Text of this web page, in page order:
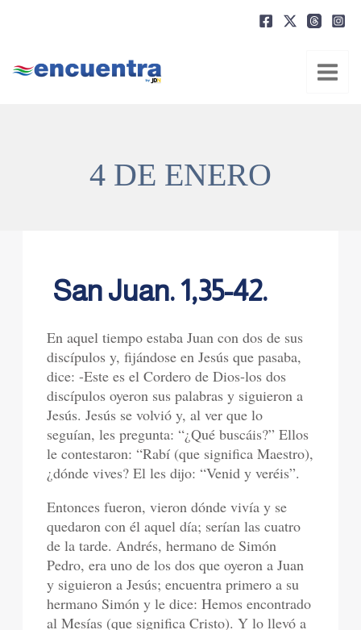
4 DE ENERO
San Juan. 1,35-42.
En aquel tiempo estaba Juan con dos de sus
discípulos y, fijándose en Jesús que pasaba,
dice: -Este es el Cordero de Dios-los dos
discípulos oyeron sus palabras y siguieron a
Jesús. Jesús se volvió y, al ver que lo
seguían, les pregunta: “¿Qué buscáis?” Ellos
le contestaron: “Rabí (que significa Maestro),
¿dónde vives? El les dijo: “Venid y veréis”.
Entonces fueron, vieron dónde vivía y se
quedaron con él aquel día; serían las cuatro
de la tarde. Andrés, hermano de Simón
Pedro, era uno de los dos que oyeron a Juan
y siguieron a Jesús; encuentra primero a su
hermano Simón y le dice: Hemos encontrado
al Mesías (que significa Cristo). Y lo llevó a